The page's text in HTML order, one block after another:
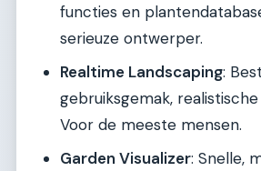
functies en
serieuze ontwerper.
Realtime Landscaping:
gebruiksgemak, realistische
Voor de meeste mensen.
Garden Visualizer: Snelle,